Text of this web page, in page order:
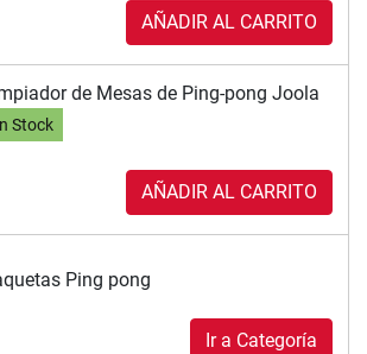
AÑADIR AL CARRITO
de Mesas de Ping-pong Joola
Stock
AÑADIR AL CARRITO
Ping pong
Ir a Categoría